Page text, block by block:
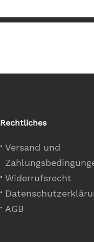
Rechtliches
Versand und
Widerrufsrecht
AGB